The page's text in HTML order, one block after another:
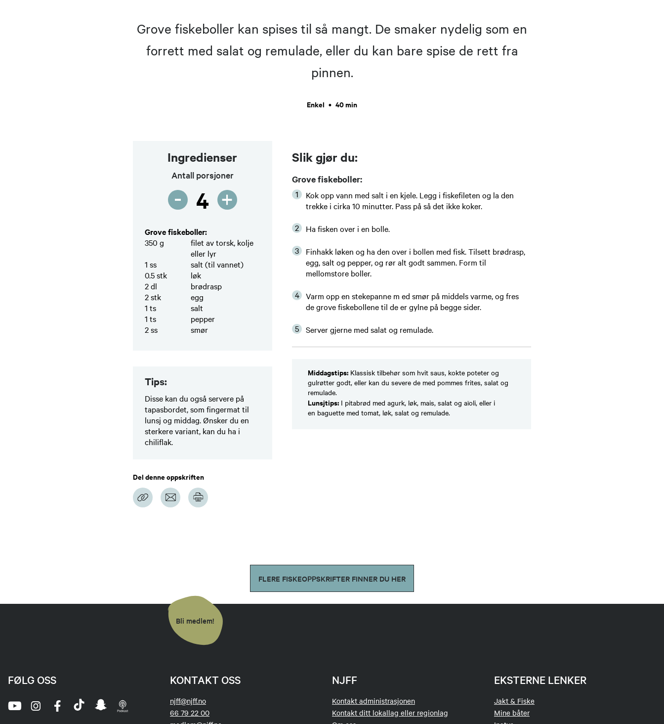
Grove fiskeboller kan spises til så mangt. De smaker nydelig som en
forrett med salat og remulade, eller du kan bare spise de rett fra
pinnen.
Enkel • 40 min
Ingredienser
Antall porsjoner
- 4 +
Grove fiskeboller:
350 g
filet av torsk, kolje
eller lyr
1 ss
salt (til vannet)
0.5stk
løk
2dl
brødrasp
2stk
egg
1 ts
salt
1 ts
pepper
2ss smør
Tips:
Disse kan du også servere på
tapasbordet, som fingermat til
lunsj og middag. Ønsker du en
sterkere variant, kan du ha i
chiliflak.
Del denne oppskriften
Slik gjør du:
Grove fiskeboller:
Kok opp vann med salt i en kjele. Legg i fiskefileten og la den
trekke i cirka 10 minutter. Pass på så det ikke koker.
Ha fisken over i en bolle.
Finhakk løken og ha den over i bollen med fisk. Tilsett brødrasp,
egg, salt og pepper, og rør alt godt sammen. Form til
mellomstore boller.
Varm opp en stekepanne m ed smør på middels varme, og fres
de grove fiskebollene til de er gylne på begge sider.
Server gjerne med salat og remulade. ​
Middagstips: Klassisk tilbehør som hvit saus, kokte poteter og
gulrøtter godt, eller kan du severe de med pommes frites, salat og
remulade.
Lunsjtips: I pitabrød med agurk, løk, mais, salat og aïoli, eller i
en baguette med tomat, løk, salat og remulade.
FLERE FISKEOPPSKRIFTER FINNER DU HER
Bli medlem!
KONTAKT OSS
njff@njff.no
66 79 22 00
NJFF
Kontakt administrasjonen
Kontakt ditt lokallag eller regionlag
EKSTERNE LENKER
Jakt & Fiske
Mine båter
FØLG OSS